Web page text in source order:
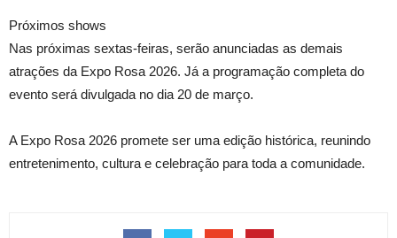
Próximos shows
Nas próximas sextas-feiras, serão anunciadas as demais
atrações da Expo Rosa 2026. Já a programação completa do
evento será divulgada no dia 20 de março.
A Expo Rosa 2026 promete ser uma edição histórica, reunindo
entretenimento, cultura e celebração para toda a comunidade.